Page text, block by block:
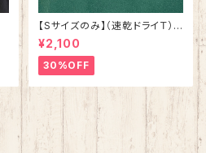
【Sサイズのみ】（速乾ドライＴ）
猫背進化論Tシャツ アイビーグ
リーン
¥2,100
30%OFF